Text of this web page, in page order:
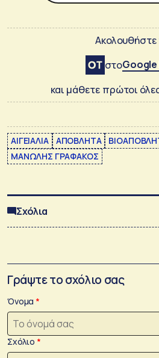
Ακολουθήστε
στοGoogle
και μάθετε πρώτοι
ΑΙΓΕΙΑΛΙΑ ΑΠΟΒΛΗΤΑ
ΜΑΝΩΛΗΣ ΓΡΑΦΑΚΟΣ
Σχόλια
Γράψτε το σχόλιο σας
Όνομα
Σχόλιο